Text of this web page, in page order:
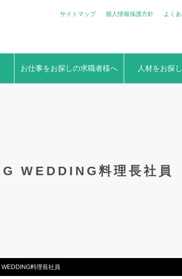
サイトマップ 個人情報保護方針 よく
お仕事をお探しの求職者様へ 人材をお探
WEDDING料理長社員
料理長社員